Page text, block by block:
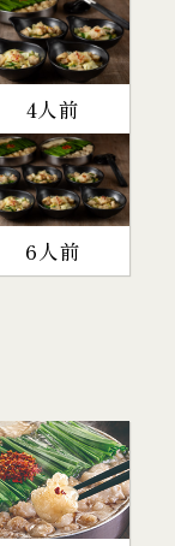
4人前
6人前